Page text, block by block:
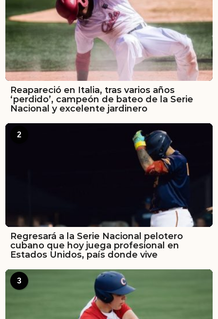
Reapareció en Italia, tras varios años
‘perdido’, campeón de bateo de la Serie
Nacional y excelente jardinero
2
Regresará a la Serie Nacional pelotero
cubano que hoy juega profesional en
Estados Unidos, país donde vive
3